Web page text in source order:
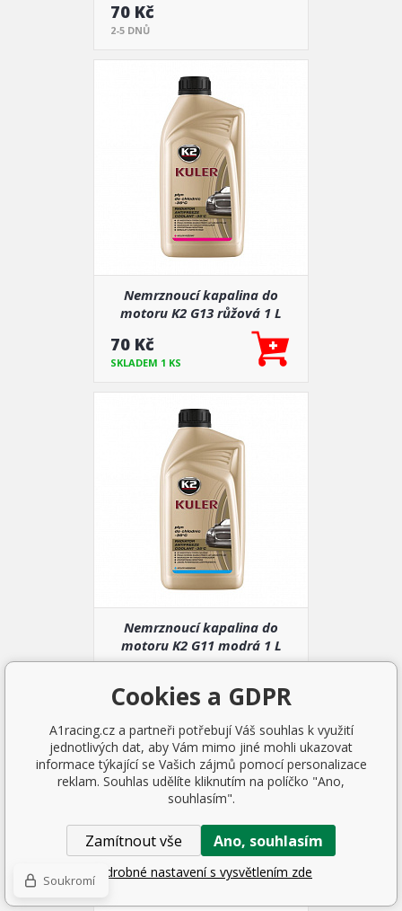
70 Kč
2-5 DNŮ
Nemrznoucí kapalina do
motoru K2 G13 růžová 1 L
-35°C (náhrada za G12)
70 Kč
SKLADEM 1 KS
Nemrznoucí kapalina do
motoru K2 G11 modrá 1 L
-35°C
SKLADEM 4 KS
Cookies a GDPR
A1racing.cz a partneři potřebují Váš souhlas k využití
jednotlivých dat, aby Vám mimo jiné mohli ukazovat
informace týkající se Vašich zájmů pomocí personalizace
reklam. Souhlas udělíte kliknutím na políčko "Ano,
souhlasím".
Zamítnout vše Ano, souhlasím
Podrobné nastavení s vysvětlením zde
Soukromí